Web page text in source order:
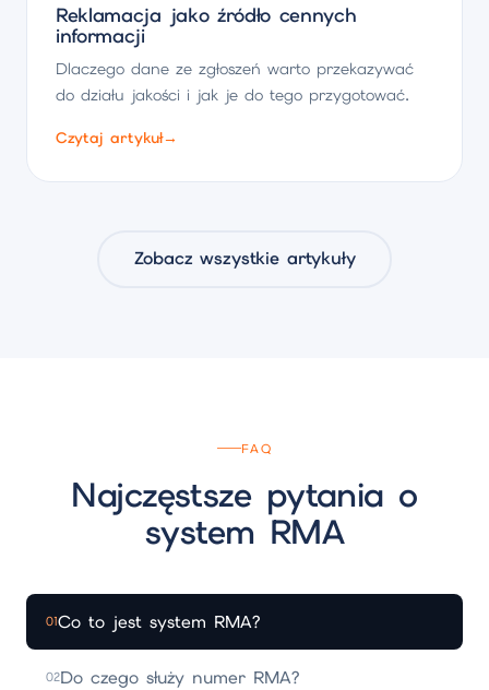
Reklamacja jako źródło cennych
informacji
Dlaczego dane ze zgłoszeń warto przekazywać
do działu jakości i jak je do tego przygotować.
Czytaj artykuł→
Zobacz wszystkie artykuły
FAQ
Najczęstsze pytania o
system RMA
01Co to jest system RMA?
02Do czego służy numer RMA?